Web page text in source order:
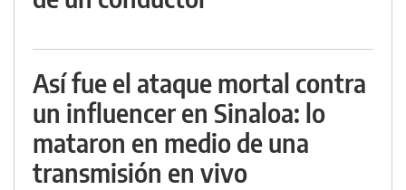
Así fue el ataque mortal contra
un influencer en Sinaloa: lo
mataron en medio de una
transmisión en vivo